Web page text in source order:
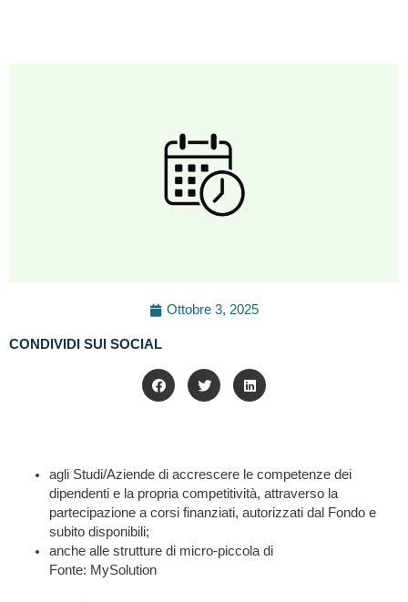
Ottobre 3, 2025
CONDIVIDI SUI SOCIAL
agli Studi/Aziende di accrescere le competenze dei
dipendenti e la propria competitività, attraverso la
partecipazione a corsi finanziati, autorizzati dal Fondo e
subito disponibili;
anche alle strutture di micro-piccola di
Fonte: MySolution